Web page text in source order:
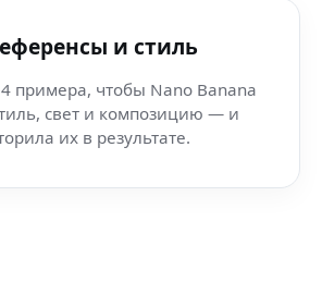
и стиль
примера, чтобы Nano Banana
свет и композицию — и
их в результате.